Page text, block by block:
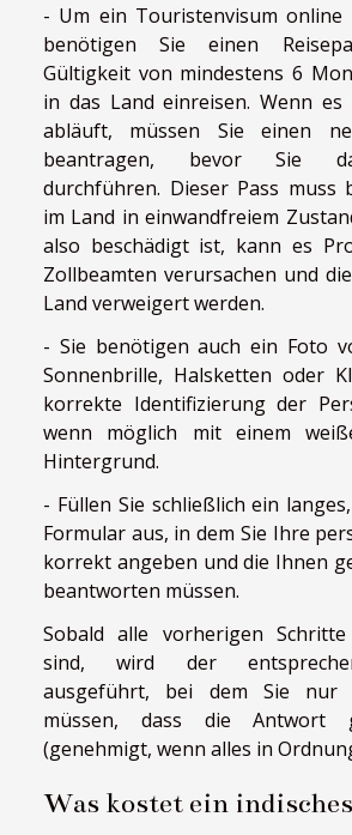
- Um ein Touristenvisum online
benötigen Sie einen
Gültigkeit von mindestens 6
in das Land einreisen. Wenn
abläuft, müssen Sie einen
beantragen, bevor Sie
durchführen. Dieser Pass muss
im Land in einwandfreiem
also beschädigt ist, kann es
Zollbeamten verursachen und
Land verweigert werden.
- Sie benötigen auch ein Foto
Sonnenbrille, Halsketten oder
korrekte Identifizierung der
wenn möglich mit einem
Hintergrund.
- Füllen Sie schließlich ein
Formular aus, in dem Sie Ihre
korrekt angeben und die Ihnen
beantworten müssen.
Sobald alle vorherigen Schritte
sind, wird der
ausgeführt, bei dem Sie nur
müssen, dass die Antwort
(genehmigt, wenn alles in
Was kostet ein